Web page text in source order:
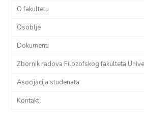
O fakultetu
Osoblje
Dokumenti
Zbornik radova Filozofskog fakulteta
Asocijacija studenata
Kontakt